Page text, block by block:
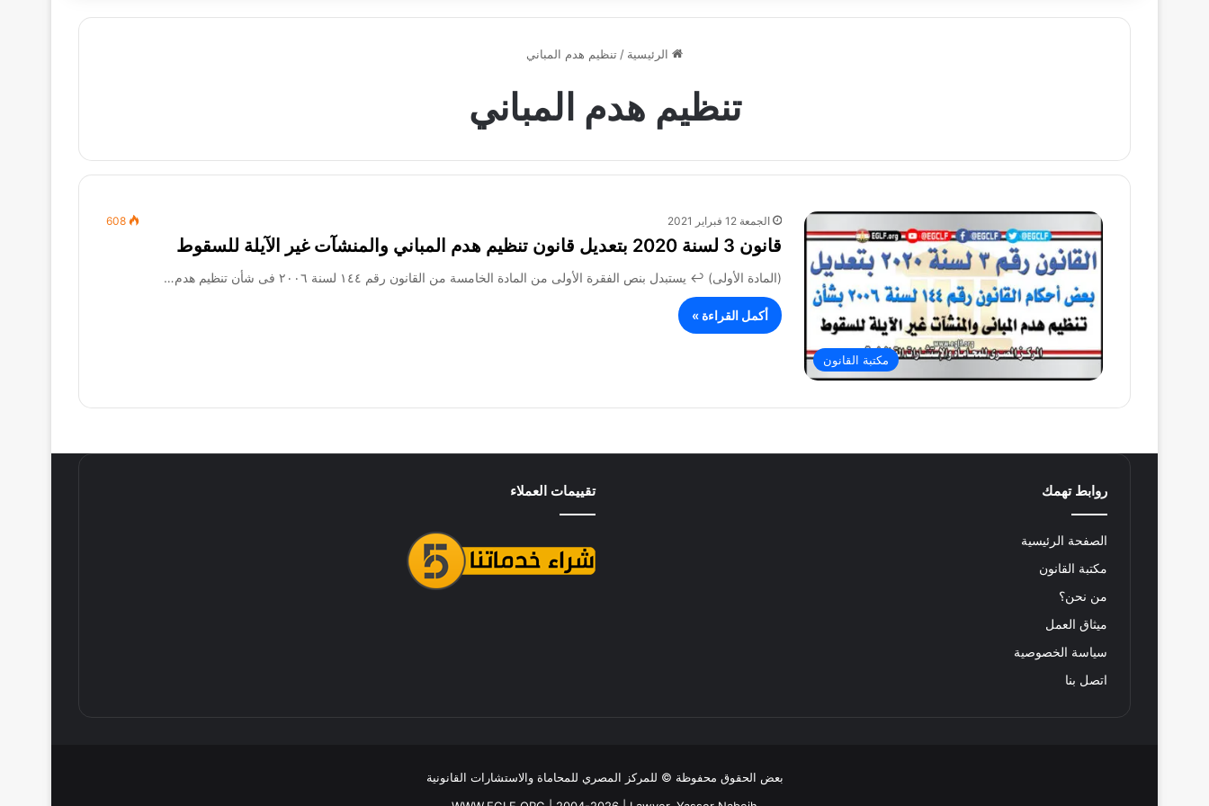
الرئيسية / تنظيم هدم المباني
تنظيم هدم المباني
مكتبة القانون
الجمعة 12 فبراير 2021 608
قانون 3 لسنة 2020 بتعديل قانون تنظيم هدم المباني والمنشآت غير الآيلة للسقوط
(المادة الأولى) ↩ يستبدل بنص الفقرة الأولى من المادة الخامسة من القانون رقم ١٤٤ لسنة ٢٠٠٦ فى شأن تنظيم هدم…
أكمل القراءة »
روابط تهمك
الصفحة الرئيسية
مكتبة القانون
من نحن؟
ميثاق العمل
سياسة الخصوصية
اتصل بنا
تقييمات العملاء
بعض الحقوق محفوظة © للمركز المصري للمحاماة والاستشارات القانونية